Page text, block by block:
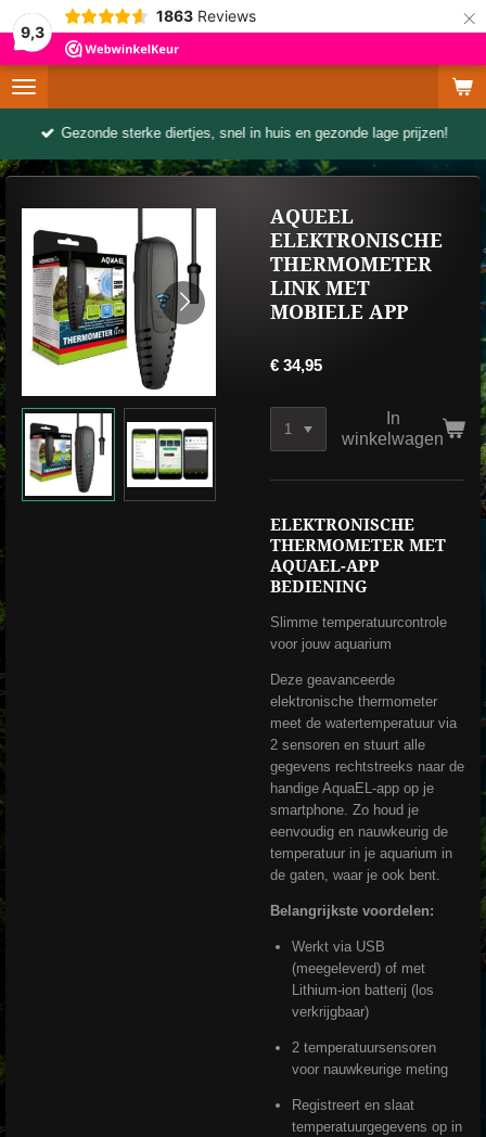
9,3
1863 Reviews ×
Gezonde sterke diertjes, snel in huis en gezonde lage prijzen!
AQUEEL
ELEKTRONISCHE
THERMOMETER
LINK MET
MOBIELE APP
€ 34,95
In
winkelwagen
ELEKTRONISCHE
THERMOMETER MET
AQUAEL-APP
BEDIENING
Slimme temperatuurcontrole
voor jouw aquarium
Deze geavanceerde
elektronische thermometer
meet de watertemperatuur via
2 sensoren en stuurt alle
gegevens rechtstreeks naar de
handige AquaEL-app op je
smartphone. Zo houd je
eenvoudig en nauwkeurig de
temperatuur in je aquarium in
de gaten, waar je ook bent.
Belangrijkste voordelen:
Werkt via USB
(meegeleverd) of met
Lithium-ion batterij (los
verkrijgbaar)
2 temperatuursensoren
voor nauwkeurige meting
Registreert en slaat
temperatuurgegevens op in